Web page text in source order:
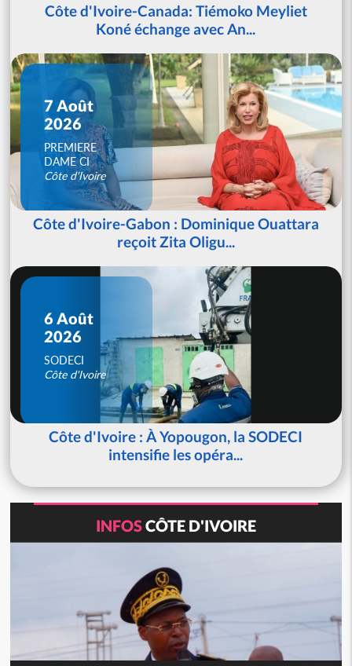
Côte d'Ivoire-Canada: Tiémoko Meyliet
Koné échange avec An...
7 Août
2026
PREMIERE
DAME CI
Côte d'Ivoire
Côte d'Ivoire-Gabon : Dominique Ouattara
reçoit Zita Oligu...
6 Août
2026
SODECI
Côte d'Ivoire
Côte d'Ivoire : À Yopougon, la SODECI
intensifie les opéra...
INFOSCÔTE D'IVOIRE